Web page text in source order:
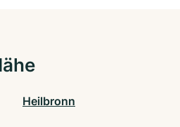
Heilbronn